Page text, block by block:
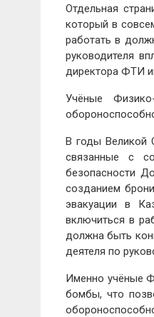
Отдельная
который в
работать в
руководителя
директора ФТИ
Учёные
В годы Великой
связанные с
безопасности
созданием
эвакуации в
включиться в
должна быть
деятеля по
Именно учёные
бомбы, что